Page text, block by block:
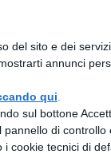
del sito e dei
annunci
qui
sul bottone
pannello di controllo
i cookie tecnici di
a vivere in
coetanei alle
del tirocinio,
il
e suo
lavoro legati